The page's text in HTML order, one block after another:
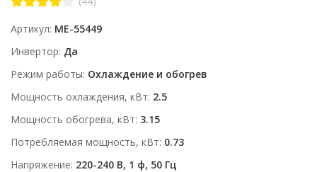
Артикул ME-55449
Инвертор Да
Режим работы Охлаждение и обогрев
Мощность охлаждения, кВт 2.5
Мощность обогрева, кВт 3.15
Потребляемая мощность, кВт 0.73
Напряжение 220-240 В, 1 ф, 50 Гц